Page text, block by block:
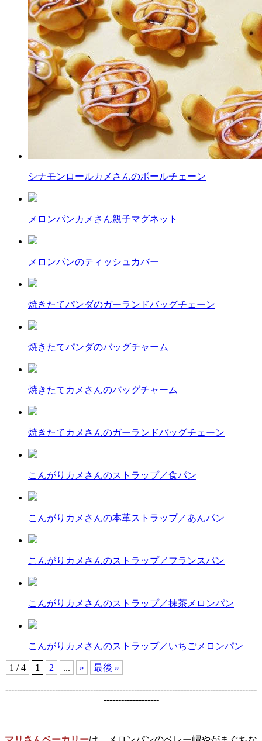
シナモンロールカメさんのボールチェーン
メロンパンカメさん親子マグネット
メロンパンのティッシュカバー
焼きたてパンダのガーランドバッグチェーン
焼きたてパンダのバッグチャーム
焼きたてカメさんのバッグチャーム
焼きたてカメさんのガーランドバッグチェーン
こんがりカメさんのストラップ／食パン
こんがりカメさんの本革ストラップ／あんパン
こんがりカメさんのストラップ／フランスパン
こんがりカメさんのストラップ／抹茶メロンパン
こんがりカメさんのストラップ／いちごメロンパン
1 / 4 1 2 ... » 最後 »
--------------------------------------------------------------------------------------
-------------------